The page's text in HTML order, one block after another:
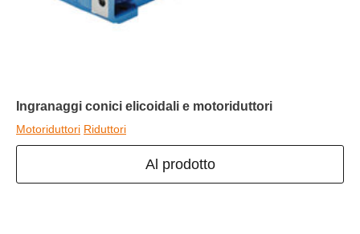
Ingranaggi conici elicoidali e motoriduttori
Motoriduttori Riduttori
Al prodotto